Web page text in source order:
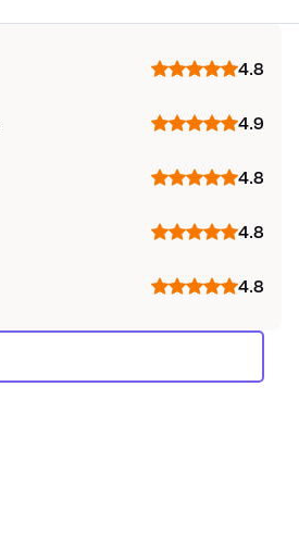
4.8
4.9
4.8
4.8
4.8